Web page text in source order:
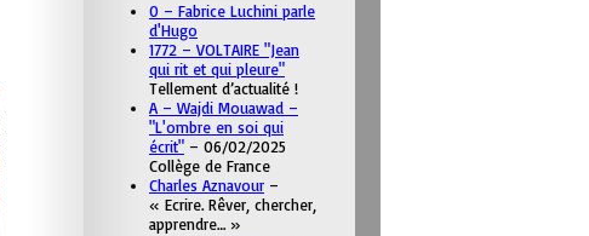
0 – Fabrice Luchini parle
d'Hugo
1772 – VOLTAIRE "Jean
qui rit et qui pleure"
Tellement d’actualité !
A – Wajdi Mouawad –
"L'ombre en soi qui
écrit" – 06/02/2025
Collège de France
Charles Aznavour –
« Ecrire. Rêver, chercher,
apprendre… »